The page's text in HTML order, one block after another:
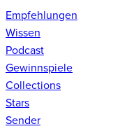
Empfehlungen
Wissen
Podcast
Gewinnspiele
Collections
Stars
Sender